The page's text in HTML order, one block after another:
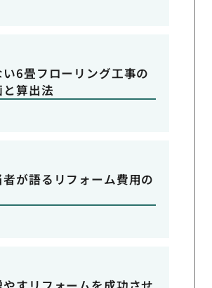
6畳フローリング工事の
算出法
が語るリフォーム費用の